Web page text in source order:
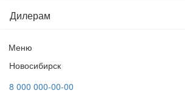
Дилерам
Меню
Новосибирск
8 000 000-00-00